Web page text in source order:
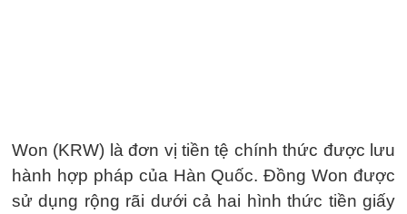
Won (KRW) là đơn vị tiền tệ chính thức được lưu
hành hợp pháp của Hàn Quốc. Đồng Won được
sử dụng rộng rãi dưới cả hai hình thức tiền giấy